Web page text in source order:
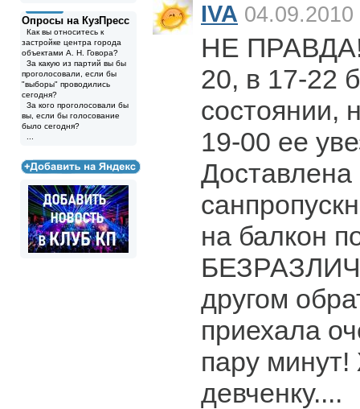
Опросы на КузПресс
Как вы относитесь к
застройке центра города
объектами А. Н. Говора?
За какую из партий вы бы
проголосовали, если бы
"выборы" проводились
сегодня?
За кого проголосовали бы
вы, если бы голосование
было сегодня?
IVA 04.09.2010
НЕ ПРАВДА!
20, в 17-22
состоянии,
19-00 ее
на балкон
другом
приехала
пару
девченку....